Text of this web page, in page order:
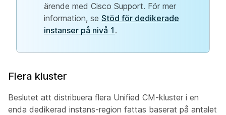
ärende med Cisco Support. För mer
information, se Stöd för dedikerade
instanser på nivå 1 .
Flera kluster
Beslutet att distribuera flera Unified CM-kluster i en
enda dedikerad instans-region fattas baserat på antalet